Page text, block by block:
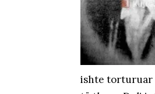
ishte torturuar